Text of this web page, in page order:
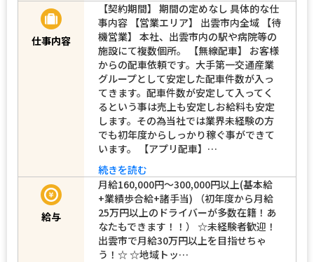
仕事内容
【契約期間】 期間の定めなし 具体的な仕
事内容 【営業エリア】 出雲市内全域 【待
機営業】 本社、出雲市内の駅や病院等の
施設にて複数個所。 【無線配車】 お客様
からの配車依頼です。大手第一交通産業
グループとして安定した配車件数が入っ
てきます。配車件数が安定して入ってく
るという事は売上も安定しお給料も安定
します。その為当社では業界未経験の方
でも初年度からしっかり稼ぐ事ができて
います。 【アプリ配車】…
続きを読む
給与
月給160,000円～300,000円以上(基本給
+業績歩合給+諸手当) （初年度から月給
25万円以上のドライバーが多数在籍！あ
なたもできます！！） ☆未経験者歓迎！
出雲市で月給30万円以上を目指せちゃ
う！☆ ☆地域トッ…